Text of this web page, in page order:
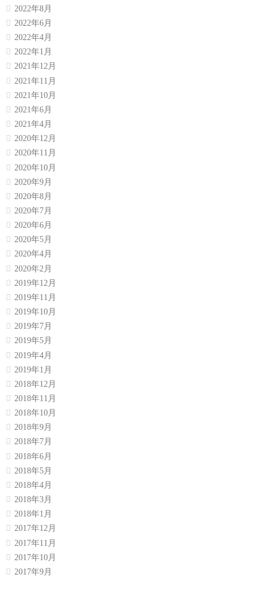
2022年8月
2022年6月
2022年4月
2022年1月
2021年12月
2021年11月
2021年10月
2021年6月
2021年4月
2020年12月
2020年11月
2020年10月
2020年9月
2020年8月
2020年7月
2020年6月
2020年5月
2020年4月
2020年2月
2019年12月
2019年11月
2019年10月
2019年7月
2019年5月
2019年4月
2019年1月
2018年12月
2018年11月
2018年10月
2018年9月
2018年7月
2018年6月
2018年5月
2018年4月
2018年3月
2018年1月
2017年12月
2017年11月
2017年10月
2017年9月